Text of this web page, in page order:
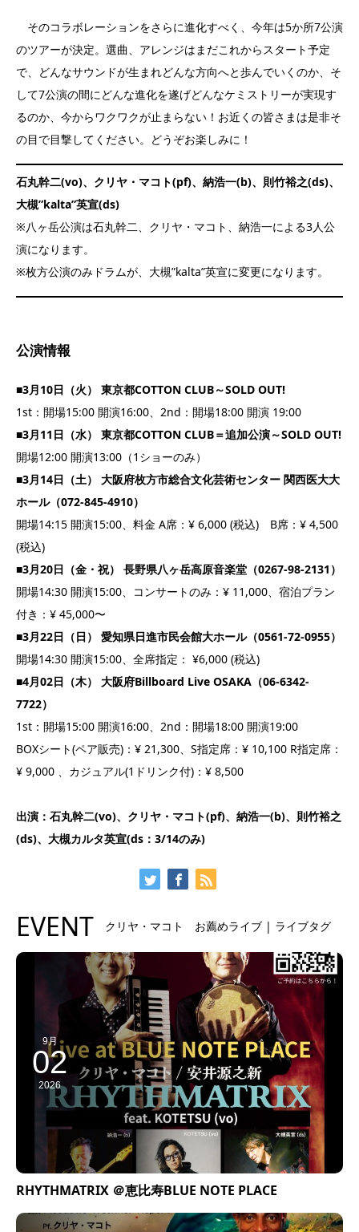
そのコラボレーションをさらに進化すべく、今年は5か所7公演
のツアーが決定。選曲、アレンジはまだこれからスタート予定
で、どんなサウンドが生まれどんな方向へと歩んでいくのか、そ
して7公演の間にどんな進化を遂げどんなケミストリーが実現す
るのか、今からワクワクが止まらない！お近くの皆さまは是非そ
の目で目撃してください。どうぞお楽しみに！
石丸幹二(vo)、クリヤ・マコト(pf)、納浩一(b)、則竹裕之(ds)、
大槻”kalta”英宣(ds)
※八ヶ岳公演は石丸幹二、クリヤ・マコト、納浩一による3人公
演になります。
※枚方公演のみドラムが、大槻”kalta”英宣に変更になります。
公演情報
■3月10日（火） 東京都COTTON CLUB～SOLD OUT!
1st：開場15:00 開演16:00、2nd：開場18:00 開演 19:00
■3月11日（水） 東京都COTTON CLUB＝追加公演～SOLD OUT!
開場12:00 開演13:00（1ショーのみ）
■3月14日（土） 大阪府枚方市総合文化芸術センター 関西医大大
ホール（072-845-4910）
開場14:15 開演15:00、料金 A席：¥ 6,000 (税込) B席：¥ 4,500
(税込)
■3月20日（金・祝） 長野県八ヶ岳高原音楽堂（0267-98-2131）
開場14:30 開演15:00、コンサートのみ：¥ 11,000、宿泊プラン
付き：¥ 45,000〜
■3月22日（日） 愛知県日進市民会館大ホール（0561-72-0955）
開場14:30 開演15:00、全席指定： ¥6,000 (税込)
■4月02日（木） 大阪府Billboard Live OSAKA（06-6342-
7722）
1st：開場15:00 開演16:00、2nd：開場18:00 開演19:00
BOXシート(ペア販売)：¥ 21,300、S指定席：¥ 10,100 R指定席：
¥ 9,000 、カジュアル(1ドリンク付)：¥ 8,500
出演：石丸幹二(vo)、クリヤ・マコト(pf)、納浩一(b)、則竹裕之
(ds)、大槻カルタ英宣(ds：3/14のみ)
EVENT クリヤ・マコト お薦めライブ | ライブタグ
9月
02
2026
RHYTHMATRIX ＠恵比寿BLUE NOTE PLACE